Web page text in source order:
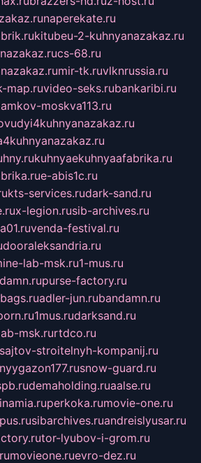
naperekate.ru
kitubeu-2-kuhnyanazakaz.ru
cs-68.ru
mir-tk.ruvlknrussia.ru
map.ruvideo-seks.rubankaribi.ru
moskva113.ru
kuhnyaekuhnyaafabrika.ru
e-abis1c.ru
kts-services.rudark-sand.ru
x-legion.rusib-archives.ru
venda-festival.ru
dooraleksandria.ru
lab-msk.ru1-mus.ru
purse-factory.ru
adler-jun.rubandamn.ru
1mus.rudarksand.ru
msk.rurtdco.ru
stroitelnyh-kompanij.ru
snow-guard.ru
demaholding.ruaalse.ru
perkoka.rumovie-one.ru
sibarchives.ruandreislyusar.ru
tor-lyubov-i-grom.ru
movieone.ruevro-dez.ru